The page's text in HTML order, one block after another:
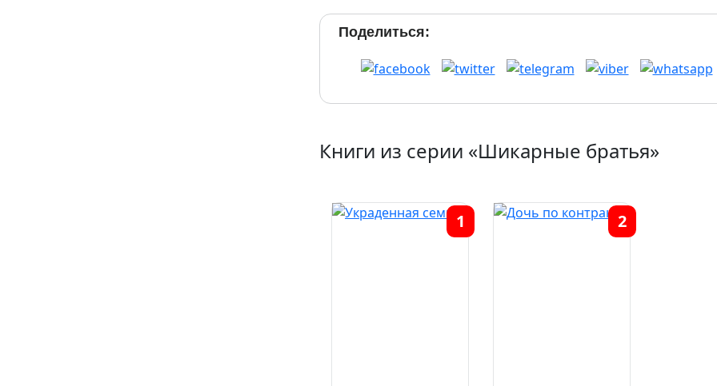
Поделиться:
Книги из серии «Шикарные братья»
1 2